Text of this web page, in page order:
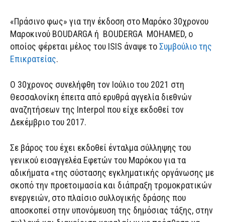
«Πράσινο φως» για την έκδοση στο Μαρόκο 30χρονου
Μαροκινού BOUDARGA ή BOUDERGA MOHAMED, ο
οποίος φέρεται μέλος του ISIS άναψε τοΣυμβούλιο της
Επικρατείας.
Ο 30χρονος συνελήφθη τον Ιούλιο του 2021 στη
Θεσσαλονίκη έπειτα από ερυθρά αγγελία διεθνών
αναζητήσεων της Interpol που είχε εκδοθεί τον
Δεκέμβριο του 2017.
Σε βάρος του έχει εκδοθεί ένταλμα σύλληψης του
γενικού εισαγγελέα Εφετών του Μαρόκου για τα
αδικήματα «της σύστασης εγκληματικής οργάνωσης με
σκοπό την προετοιμασία και διάπραξη τρομοκρατικών
ενεργειών, στο πλαίσιο συλλογικής δράσης που
αποσκοπεί στην υπονόμευση της δημόσιας τάξης, στην